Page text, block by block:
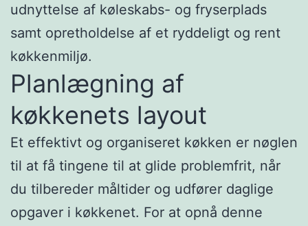
udnyttelse af køleskabs- og fryserplads
samt opretholdelse af et ryddeligt og rent
køkkenmiljø.
Planlægning af
køkkenets layout
Et effektivt og organiseret køkken er nøglen
til at få tingene til at glide problemfrit, når
du tilbereder måltider og udfører daglige
opgaver i køkkenet. For at opnå denne